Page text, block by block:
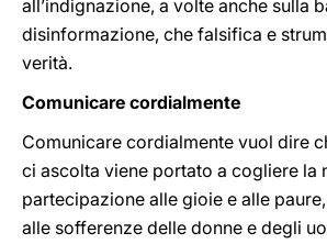
all’indignazione, a volte anche sulla
disinformazione, che falsifica e
verità.
Comunicare cordialmente
Comunicare cordialmente vuol dire
ci ascolta viene portato a cogliere la
partecipazione alle gioie e alle
alle sofferenze delle donne e degli